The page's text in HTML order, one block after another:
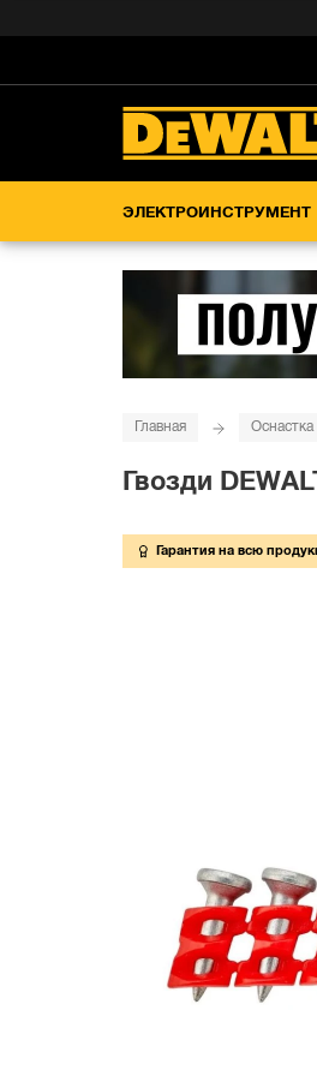
ЭЛЕКТРОИНСТРУМЕНТ
Главная Оснастка
Гвозди
Гарантия на всю